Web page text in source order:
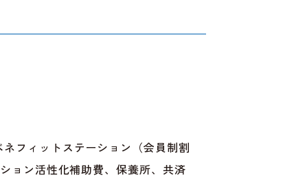
フィットステーション（会員制割
ョン活性化補助費、保養所、共済